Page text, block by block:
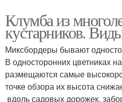
Клумба из
кустарников.
Миксбордеры бывают
В односторонних цветниках
размещаются самые
точке обзора их высота
вдоль садовых дорожек,